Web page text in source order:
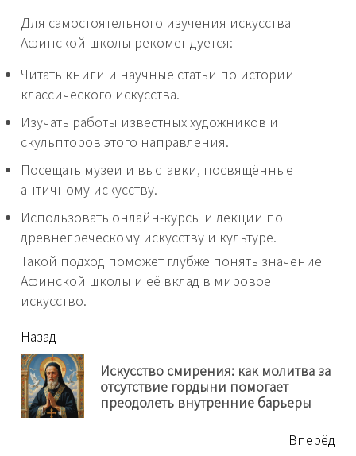
Для самостоятельного изучения искусства
Афинской школы рекомендуется:
Читать книги и научные статьи по истории
классического искусства.
Изучать работы известных художников и
скульпторов этого направления.
Посещать музеи и выставки, посвящённые
античному искусству.
Использовать онлайн-курсы и лекции по
древнегреческому искусству и культуре.
Такой подход поможет глубже понять значение
Афинской школы и её вклад в мировое
искусство.
читать
еще
Назад
Искусство смирения: как молитва за
отсутствие гордыни помогает
преодолеть внутренние барьеры
Вперёд